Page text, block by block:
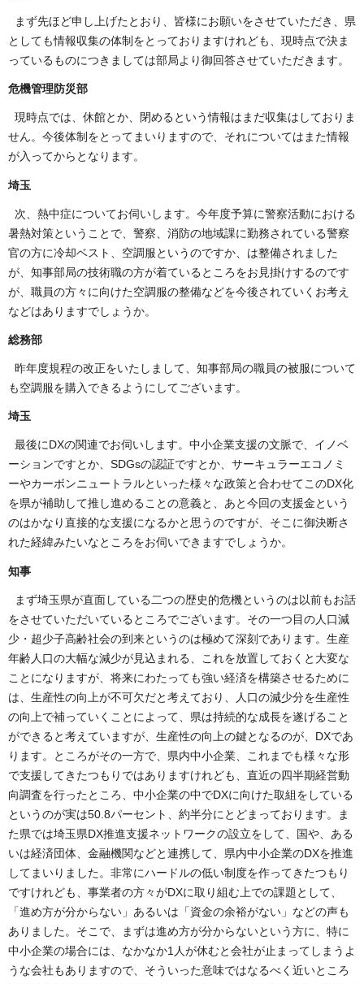
まず先ほど申し上げたとおり、皆様にお願いをさせていただき、県
としても情報収集の体制をとっておりますけれども、現時点で決ま
っているものにつきましては部局より御回答させていただきます。
危機管理防災部
現時点では、休館とか、閉めるという情報はまだ収集はしておりま
せん。今後体制をとってまいりますので、それについてはまた情報
が入ってからとなります。
埼玉
次、熱中症についてお伺いします。今年度予算に警察活動における
暑熱対策ということで、警察、消防の地域課に勤務されている警察
官の方に冷却ベスト、空調服というのですか、は整備されました
が、知事部局の技術職の方が着ているところをお見掛けするのです
が、職員の方々に向けた空調服の整備などを今後されていくお考え
などはありますでしょうか。
総務部
昨年度規程の改正をいたしまして、知事部局の職員の被服について
も空調服を購入できるようにしてございます。
埼玉
最後にDXの関連でお伺いします。中小企業支援の文脈で、イノベ
ーションですとか、SDGsの認証ですとか、サーキュラーエコノミ
ーやカーボンニュートラルといった様々な政策と合わせてこのDX化
を県が補助して推し進めることの意義と、あと今回の支援金という
のはかなり直接的な支援になるかと思うのですが、そこに御決断さ
れた経緯みたいなところをお伺いできますでしょうか。
知事
まず埼玉県が直面している二つの歴史的危機というのは以前もお話
をさせていただいているところでございます。その一つ目の人口減
少・超少子高齢社会の到来というのは極めて深刻であります。生産
年齢人口の大幅な減少が見込まれる、これを放置しておくと大変な
ことになりますが、将来にわたっても強い経済を構築させるために
は、生産性の向上が不可欠だと考えており、人口の減少分を生産性
の向上で補っていくことによって、県は持続的な成長を遂げること
ができると考えていますが、生産性の向上の鍵となるのが、DXであ
ります。ところがその一方で、県内中小企業、これまでも様々な形
で支援してきたつもりではありますけれども、直近の四半期経営動
向調査を行ったところ、中小企業の中でDXに向けた取組をしている
というのが実は50.8パーセント、約半分にとどまっております。ま
た県では埼玉県DX推進支援ネットワークの設立をして、国や、ある
いは経済団体、金融機関などと連携して、県内中小企業のDXを推進
してまいりました。非常にハードルの低い制度を作ってきたつもり
ですけれども、事業者の方々がDXに取り組む上での課題として、
「進め方が分からない」あるいは「資金の余裕がない」などの声も
ありました。そこで、まずは進め方が分からないという方に、特に
中小企業の場合には、なかなか1人が休むと会社が止まってしまうよ
うな会社もありますので、そういった意味ではなるべく近いところ